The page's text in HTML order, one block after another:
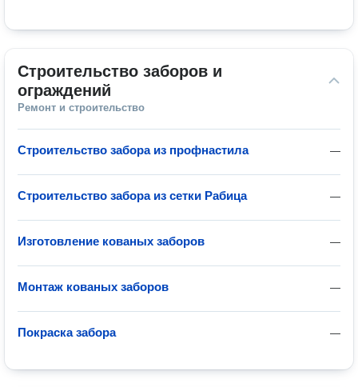
Строительство заборов и
ограждений
Ремонт и строительство
—
Строительство забора из профнастила
—
Строительство забора из сетки Рабица
—
Изготовление кованых заборов
—
Монтаж кованых заборов
—
Покраска забора